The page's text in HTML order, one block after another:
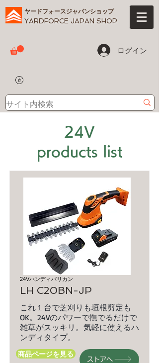
ヤードフォースジャパンショップ
YARDFORCE JAPAN SHOP
ログイン
24V
products list
24Vハンディバリカン
LH C20BN-JP
これ１台で芝刈りも垣根剪定も
OK。24Vのパワーで撫でるだけで
雑草がスッキリ。気軽に使えるハ
ンディタイプ。
商品ページを見る
ストアへ